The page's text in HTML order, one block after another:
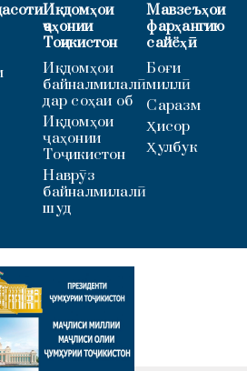
Иқдомҳои
ҷаҳонии
Тоҷикистон
Иқдомҳои
байналмилалӣ
дар соҳаи об
Иқдомҳои
ҷаҳонии
Тоҷикистон
Наврӯз
байналмилалӣ
шуд
Мавзеъҳои
фарҳангию
сайёҳӣ
Боғи
миллӣ
Саразм
Ҳисор
Ҳулбук